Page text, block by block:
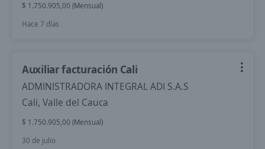
$ 1.750.905,00 (Mensual)
Hace 7 días
Auxiliar facturación Cali
ADMINISTRADORA INTEGRAL ADI S.A.S
Cali, Valle del Cauca
$ 1.750.905,00 (Mensual)
30 de julio